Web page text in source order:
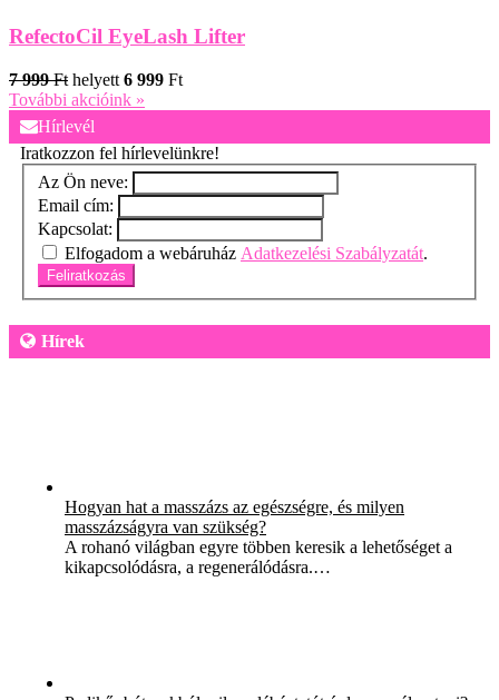
RefectoCil EyeLash Lifter
7 999 Ft helyett 6 999 Ft
További akcióink »
Hírlevél
Iratkozzon fel hírlevelünkre!
Az Ön neve:
Email cím:
Kapcsolat:
Elfogadom a webáruház Adatkezelési Szabályzatát.
Feliratkozás
Hírek
Hogyan hat a masszázs az egészségre, és milyen
masszázságyra van szükség?
A rohanó világban egyre többen keresik a lehetőséget a
kikapcsolódásra, a regenerálódásra.…